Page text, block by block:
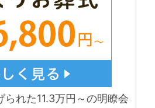
られた11.3万円～の明瞭会